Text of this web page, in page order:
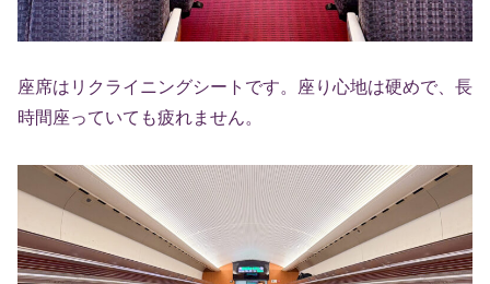
座席はリクライニングシートです。座り心地は硬めで、長
時間座っていても疲れません。